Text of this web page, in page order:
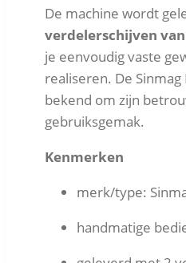
De machine wordt
verdelerschijven
je eenvoudig vaste
realiseren. De
bekend om zijn
gebruiksgemak.
Kenmerken
merk/type:
handmatige